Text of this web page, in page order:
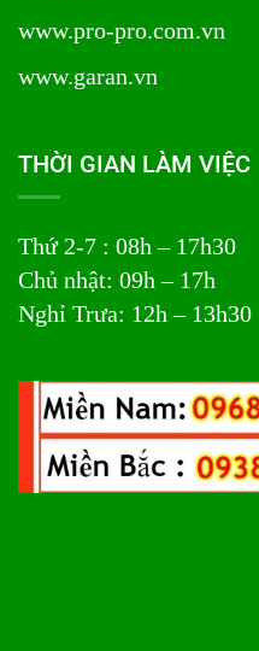
www.pro-pro.com.vn
www.garan.vn
THỜI GIAN LÀM VIỆC
Thứ 2-7 : 08h – 17h30
Chủ nhật: 09h – 17h
Nghỉ Trưa: 12h – 13h30